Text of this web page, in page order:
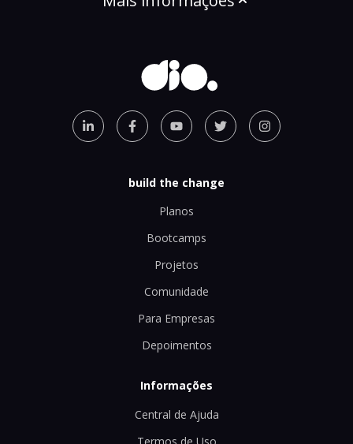
build the change
Planos
Bootcamps
Projetos
Comunidade
Para Empresas
Depoimentos
Informações
Central de Ajuda